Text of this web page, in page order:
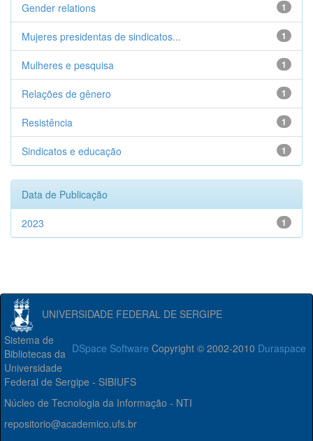
1
Gender relations
1
Mujeres presidentas de sindicatos...
1
Mulheres e pesquisa
1
Relações de gênero
1
Resistência
1
Sindicatos e educação
Data de Publicação
1
2023
UNIVERSIDADE FEDERAL DE SERGIPE
DSpace Software Copyright © 2002-2010 Duraspace
Sistema de
Bibliotecas da
Universidade
Federal de Sergipe - SIBIUFS
Núcleo de Tecnologia da Informação - NTI
repositorio@academico.ufs.br